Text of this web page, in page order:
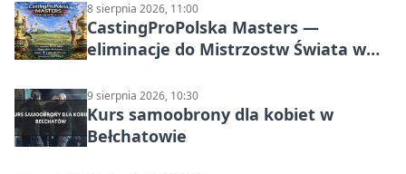
8 sierpnia 2026, 11:00
CastingProPolska Masters —
eliminacje do Mistrzostw Świata w
9 sierpnia 2026, 10:30
Kurs samoobrony dla kobiet w
Bełchatowie